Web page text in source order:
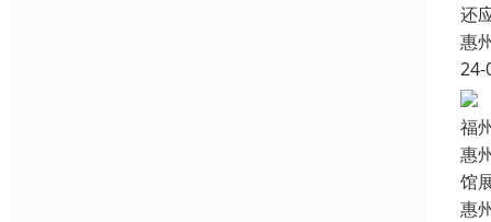
还
惠
24-
福
惠
馆
惠